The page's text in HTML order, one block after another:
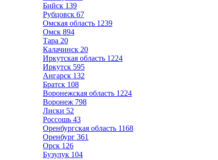
Бийск 139
Рубцовск 67
Омская область 1239
Омск 894
Тара 20
Калачинск 20
Иркутская область 1224
Иркутск 595
Ангарск 132
Братск 108
Воронежская область 1224
Воронеж 798
Лиски 52
Россошь 43
Оренбургская область 1168
Оренбург 361
Орск 126
Бузулук 104